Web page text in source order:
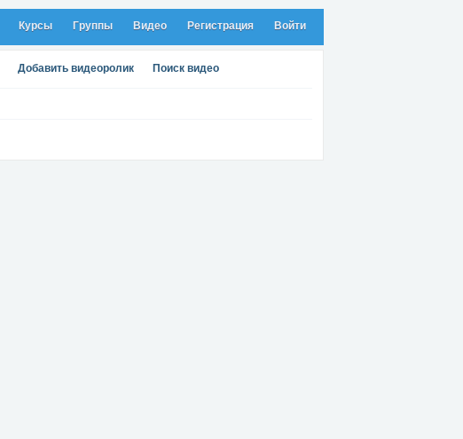
Курсы Группы Видео Регистрация Войти
Добавить видеоролик Поиск видео